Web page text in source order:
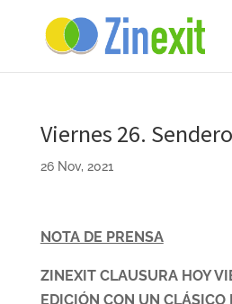
Viernes 26.
26 Nov, 2021
NOTA DE PRENSA
ZINEXIT CLAUSURA HOY
EDICIÓN CON UN CLÁSICO